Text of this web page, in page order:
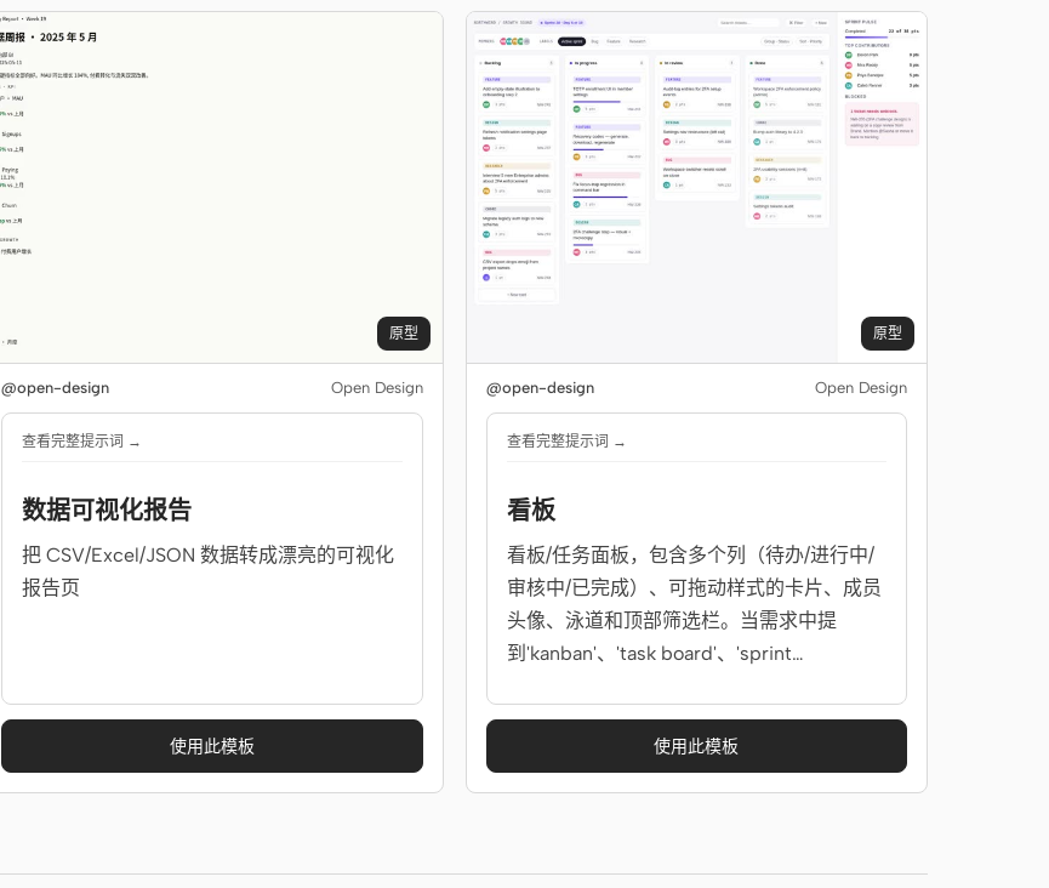
原型
@open-design Open Design
查看完整提示词 →
数据可视化报告
把 CSV/Excel/JSON 数据转成漂亮的可视化
报告页
使用此模板
原型
@open-design Open Design
查看完整提示词 →
看板
看板/任务面板，包含多个列（待办/进行中/
审核中/已完成）、可拖动样式的卡片、成员
头像、泳道和顶部筛选栏。当需求中提
到'kanban'、'task board'、'sprint
使用此模板